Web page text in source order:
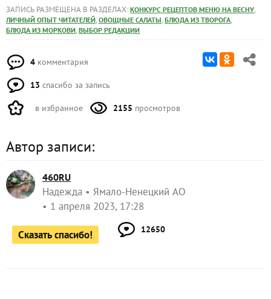
ЗАПИСЬ РАЗМЕЩЕНА В РАЗДЕЛАХ: КОНКУРС РЕЦЕПТОВ МЕНЮ НА ВЕСНУ,
ЛИЧНЫЙ ОПЫТ ЧИТАТЕЛЕЙ, ОВОЩНЫЕ САЛАТЫ, БЛЮДА ИЗ ТВОРОГА,
БЛЮДА ИЗ МОРКОВИ, ВЫБОР РЕДАКЦИИ
4 комментария
13 спасибо за запись
в избранное 2155 просмотров
Автор записи:
460RU
Надежда
Ямало-Ненецкий АО
1 апреля 2023, 17:28
Сказать спасибо! 12650